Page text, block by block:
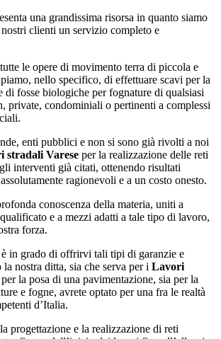
una grandissima risorsa in quanto siamo
clienti un servizio completo e
le opere di movimento terra di piccola e
nello specifico, di effettuare scavi per la
di fosse biologiche per fognature di qualsiasi
private, condominiali o pertinenti a complessi
enti pubblici e non si sono già rivolti a noi
stradali Varese per la realizzazione delle reti
interventi già citati, ottenendo risultati
ragionevoli e a un costo onesto.
conoscenza della materia, uniti a
e a mezzi adatti a tale tipo di lavoro,
forza.
in grado di offrirvi tali tipi di garanzie e
nostra ditta, sia che serva per i Lavori
per la posa di una pavimentazione, sia per la
e fogne, avrete optato per una fra le realtà
d’Italia.
progettazione e la realizzazione di reti